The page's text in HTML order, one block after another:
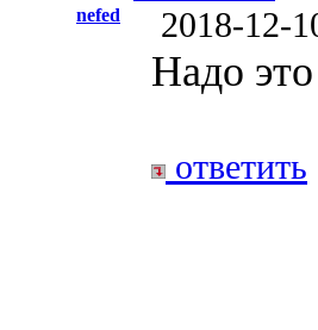
nefed 2018-12-
Надо
ответить